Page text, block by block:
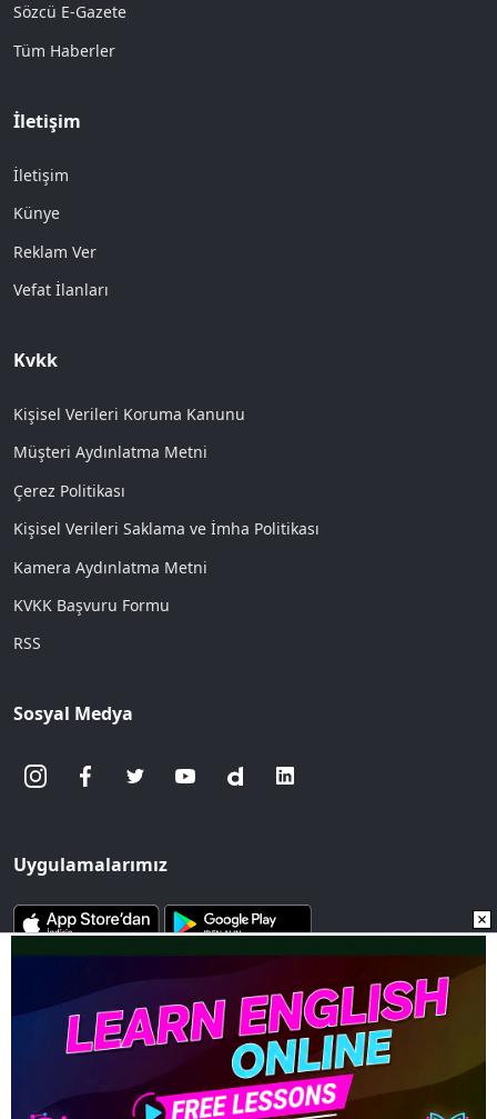
Sözcü E-Gazete
Tüm Haberler
İletişim
İletişim
Künye
Reklam Ver
Vefat İlanları
Kvkk
Kişisel Verileri Koruma Kanunu
Müşteri Aydınlatma Metni
Çerez Politikası
Kişisel Verileri Saklama ve İmha Politikası
Kamera Aydınlatma Metni
KVKK Başvuru Formu
RSS
Sosyal Medya
Uygulamalarımız
www.sozcu.com.tr internet sitesinde yayınlanan yazı, haber ve
fotoğrafların her türlü telif hakkı Mega Ajans ve Rek. Tic. A.Ş'ye
aittir. İzin alınmadan, kaynak gösterilerek dahi
Copyright © 2023 - Tüm hakları saklıdır. Mega Ajans ve Rek.